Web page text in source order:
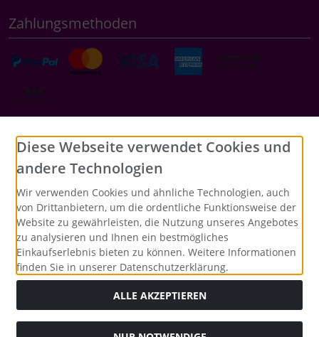
Zahlungsmethoden
Social Media
Diese Webseite verwendet Cookies und
andere Technologien
Wir verwenden Cookies und ähnliche Technologien, auch
von Drittanbietern, um die ordentliche Funktionsweise der
Website zu gewährleisten, die Nutzung unseres Angebotes
zu analysieren und Ihnen ein bestmögliches
Einkaufserlebnis bieten zu können. Weitere Informationen
finden Sie in unserer Datenschutzerklärung.
ALLE AKZEPTIEREN